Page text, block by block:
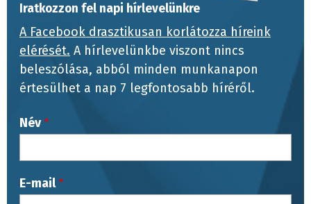
Iratkozzon fel napi hírlevelünkre
A Facebook drasztikusan korlátozza híreink
elérését. A hírlevelünkbe viszont nincs
beleszólása, abból minden munkanapon
értesülhet a nap 7 legfontosabb híréről.
Név
E-mail